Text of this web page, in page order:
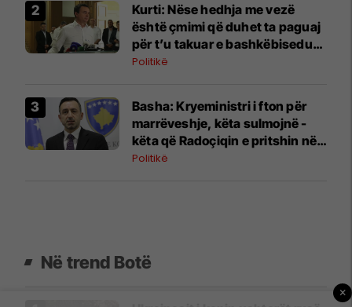
Kurti: Nëse hedhja me vezë
është çmimi që duhet ta paguaj
për t’u takuar e bashkëbiseduar
jam i lumtur ta bëj këtë
Politikë
Basha: Kryeministri i fton për
marrëveshje, këta sulmojnë -
këta që Radoçiqin e pritshin në
kryeministri
Politikë
Në trend Botë
×